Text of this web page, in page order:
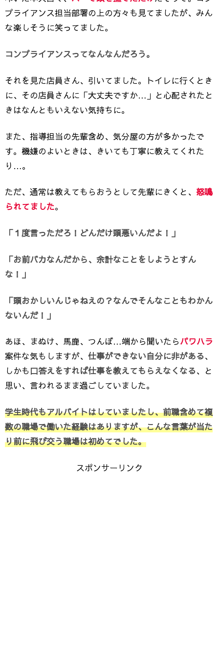
プライアンス担当部署の上の方々も見てましたが、みん
な楽しそうに笑ってました。
コンプライアンスってなんなんだろう。
それを見た店員さん、引いてました。トイレに行くとき
に、その店員さんに「大丈夫ですか…」と心配されたと
きはなんともいえない気持ちに。
また、指導担当の先輩含め、気分屋の方が多かったで
す。機嫌のよいときは、きいても丁寧に教えてくれた
り…。
ただ、通常は教えてもらおうとして先輩にきくと、 怒鳴
られてました。
「１度言っただろ！どんだけ頭悪いんだよ！」
「お前バカなんだから、余計なことをしようとすん
な！」
「頭おかしいんじゃねえの？なんでそんなこともわかん
ないんだ！」
あほ、まぬけ、馬鹿、つんぼ…端から聞いたらパワハラ
案件な気もしますが、 仕事ができない自分に非がある、
しかも 口答えをすれば仕事を教えてもらえなくなる、と
思い、言われるまま過ごしていました。
学生時代もアルバイトはしていましたし、前職含めて複
数の職場で働いた経験はありますが、こんな言葉が当た
り前に飛び交う職場は初めてでした。
スポンサーリンク